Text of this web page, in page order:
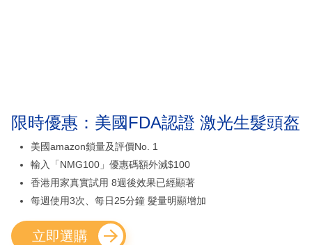
限時優惠：美國FDA認證 激光生髮頭盔
美國amazon鎖量及評價No. 1
輸入「NMG100」優惠碼額外減$100
香港用家真實試用 8週後效果已經顯著
每週使用3次、每日25分鐘 髮量明顯增加
立即選購